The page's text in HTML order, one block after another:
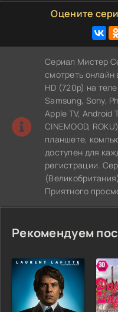
Оцените
1 2 3 4 5
Сериал Мистер
смотреть
HD (720p) на
Samsung, Sony,
Apple TV, Android
CINEMOOD,
планшете,
доступен для
регистрации.
Приятного
Рекомендуем